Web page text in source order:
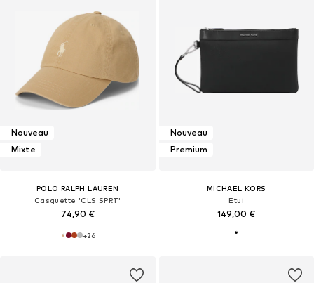
Nouveau
Mixte
POLO RALPH LAUREN
Casquette 'CLS SPRT'
74,90 €
+26
Nouveau
Premium
MICHAEL KORS
Étui
149,00 €